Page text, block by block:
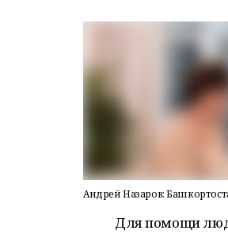
Андрей Назаров:
Для помощи